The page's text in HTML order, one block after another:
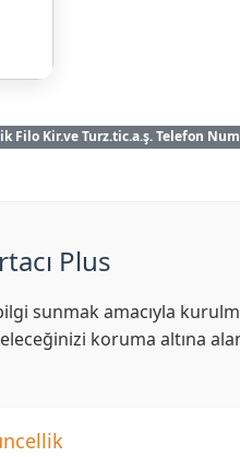
Filo Kir.ve Turz.tic.a.ş. Telefon
Plus
sunmak amacıyla
koruma altına